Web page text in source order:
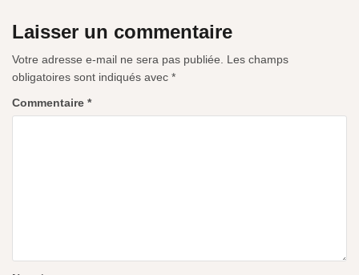
Laisser un commentaire
Votre adresse e-mail ne sera pas publiée.
Les champs
obligatoires sont indiqués avec *
Commentaire *